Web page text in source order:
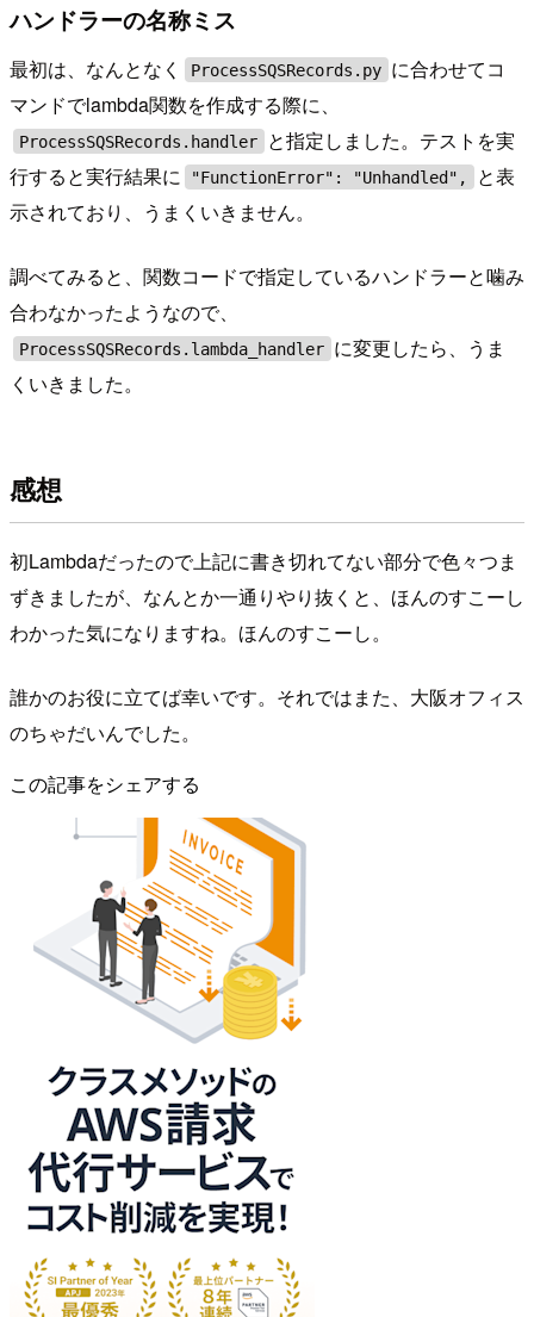
ハンドラーの名称ミス
最初は、なんとなく ProcessSQSRecords.py に合わせてコ
マンドでlambda関数を作成する際に、
ProcessSQSRecords.handler
と指定しました。テストを実
行すると実行結果に
"FunctionError": "Unhandled",
と表
示されており、うまくいきません。
調べてみると、関数コードで指定しているハンドラーと噛み
合わなかったようなので、
ProcessSQSRecords.lambda_handler に変更したら、うま
くいきました。
感想
初Lambdaだったので上記に書き切れてない部分で色々つま
ずきましたが、なんとか一通りやり抜くと、ほんのすこーし
わかった気になりますね。ほんのすこーし。
誰かのお役に立てば幸いです。それではまた、大阪オフィス
のちゃだいんでした。
この記事をシェアする